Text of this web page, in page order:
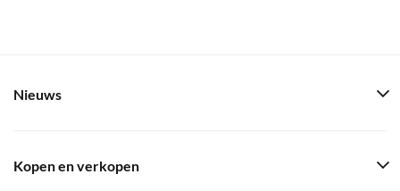
Nieuws
Kopen en verkopen